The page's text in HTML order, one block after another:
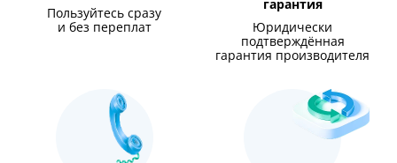
Пользуйтесь сразу
и без переплат
гарантия
Юридически
подтверждённая
гарантия производителя